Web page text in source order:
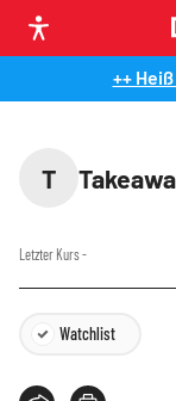
++
T
Letzter Kurs-
Watchlist